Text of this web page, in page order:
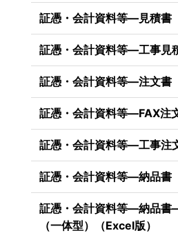
証憑・会計資料等―見積書
証憑・会計資料等―工事見
証憑・会計資料等―注文書
証憑・会計資料等―FAX注
証憑・会計資料等―工事注
証憑・会計資料等―納品書
証憑・会計資料等―納品書
（一体型）（Excel版）